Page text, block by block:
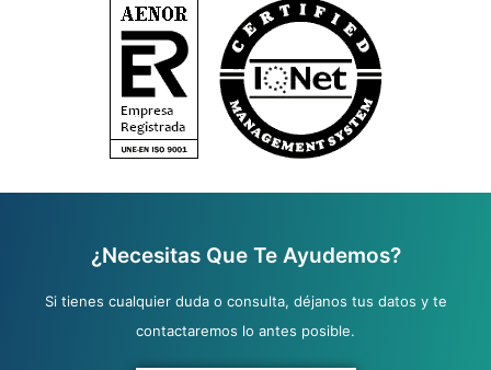
¿Necesitas Que Te Ayudemos?
Si tienes cualquier duda o consulta, déjanos tus datos y te
contactaremos lo antes posible.